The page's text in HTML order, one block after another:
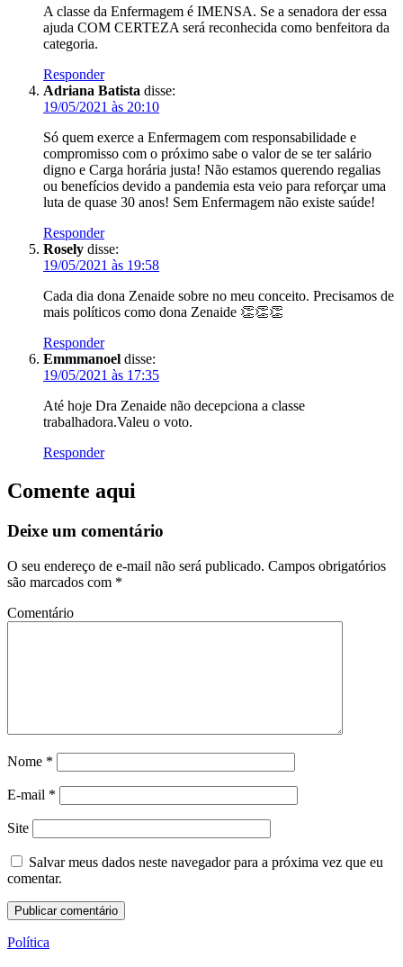
A classe da Enfermagem é IMENSA. Se a senadora der essa
ajuda COM CERTEZA será reconhecida como benfeitora da
categoria.
Responder
Adriana Batista disse:
19/05/2021 às 20:10
Só quem exerce a Enfermagem com responsabilidade e
compromisso com o próximo sabe o valor de se ter salário
digno e Carga horária justa! Não estamos querendo regalias
ou benefícios devido a pandemia esta veio para reforçar uma
luta de quase 30 anos! Sem Enfermagem não existe saúde!
Responder
Rosely disse:
19/05/2021 às 19:58
Cada dia dona Zenaide sobre no meu conceito. Precisamos de
mais políticos como dona Zenaide 👏👏👏
Responder
Emmmanoel disse:
19/05/2021 às 17:35
Até hoje Dra Zenaide não decepciona a classe
trabalhadora.Valeu o voto.
Responder
Comente aqui
Deixe um comentário
O seu endereço de e-mail não será publicado. Campos obrigatórios
são marcados com *
Comentário
Nome *
E-mail *
Site
Salvar meus dados neste navegador para a próxima vez que eu
comentar.
Política